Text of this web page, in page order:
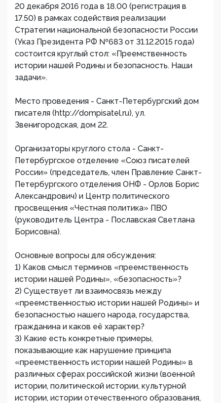
20 декабря 2016 года в 18.00 (регистрация в
17.50) в рамках содействия реализации
Стратегии национальной безопасности России
(Указ Президента РФ №683 от 31.12.2015 года)
состоится круглый стол: «Преемственность
истории нашей Родины и безопасность. Наши
задачи».
Место проведения - Санкт-Петербургский дом
писателя (http://dompisatel.ru), ул.
Звенигородская, дом 22.
Организаторы круглого стола - Санкт-
Петербургское отделение «Союз писателей
России» (председатель, член Правление Санкт-
Петербургского отделения ОНФ - Орлов Борис
Александрович) и Центр политического
просвещения «Честная политика» ПВО
(руководитель Центра - Пославская Светлана
Борисовна).
Основные вопросы для обсуждения:
1) Каков смысл терминов «преемственность
истории нашей Родины», «безопасность»?
2) Существует ли взаимосвязь между
«преемственностью истории нашей Родины» и
безопасностью нашего народа, государства,
гражданина и каков её характер?
3) Какие есть конкретные примеры,
показывающие как нарушение принципа
«преемственность истории нашей Родины» в
различных сферах российской жизни (военной
истории, политической истории, культурной
истории, истории отечественного образования,